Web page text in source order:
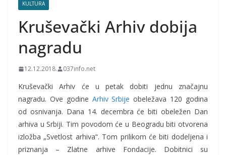
KULTURA
Kruševački Arhiv dobija
nagradu
12.12.2018. 037info.net
Kruševački Arhiv će u petak dobiti jednu značajnu
nagradu. Ove godine Arhiv Srbije obeležava 120 godina
od osnivanja. Dana 14. decembra će biti obeležen Dan
arhiva u Srbiji. Tim povodom će u Beogradu biti otvorena
izložba „Svetlost arhiva“. Tom prilikom će biti dodeljena i
priznanja – Zlatne arhive Fondacije. Dobitnici su